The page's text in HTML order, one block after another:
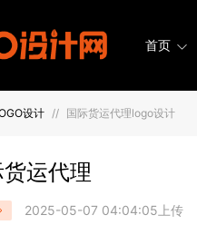
首页
设计 // 国际货运代理logo设计
运代理
2025-05-07 04:04:05上传